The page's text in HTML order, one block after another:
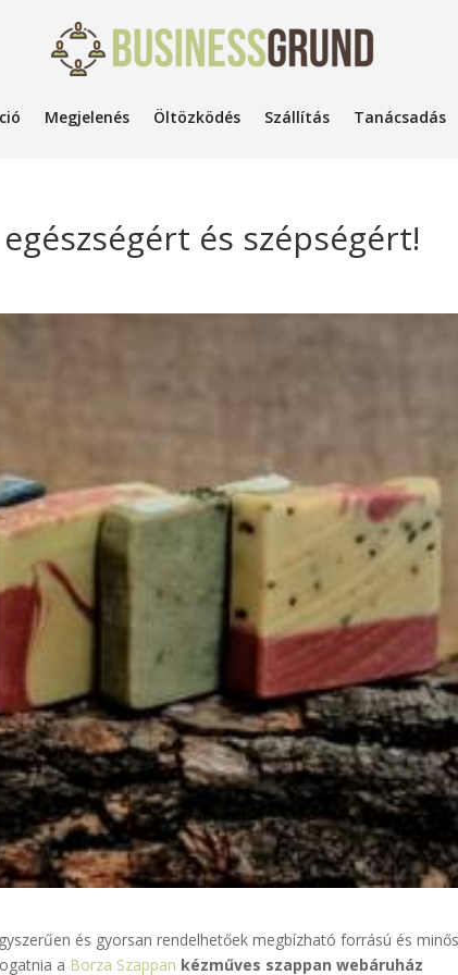
Megjelenés Öltözködés Szállítás Tanácsadás
és szépségért!
és gyorsan rendelhetőek megbízható forrású és
a Borza Szappan kézműves szappan webáruház